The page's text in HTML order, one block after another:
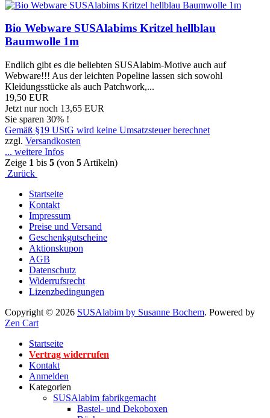
Bio Webware SUSAlabims Kritzel hellblau
Baumwolle 1m
Endlich gibt es die beliebten SUSAlabim-Motive auch auf
Webware!!! Aus der leichten Popeline lassen sich sowohl
Kleidungsstücke als auch Patchwork,...
19,50 EUR
Jetzt nur noch 13,65 EUR
Sie sparen 30% !
Gemäß §19 UStG wird keine Umsatzsteuer berechnet
zzgl. Versandkosten
... weitere Infos
Zeige 1 bis 5 (von 5 Artikeln)
Zurück
Startseite
Kontakt
Impressum
Preise und Versand
Geschenkgutscheine
Aktionskupon
AGB
Datenschutz
Widerrufsrecht
Lizenzbedingungen
Copyright © 2026 SUSAlabim by Susanne Bochem. Powered by
Zen Cart
Startseite
Vertrag widerrufen
Kontakt
Anmelden
Kategorien
SUSAlabim fabrikgemacht
Bastel- und Dekoboxen